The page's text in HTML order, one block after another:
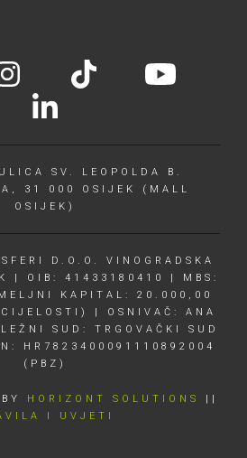
SV. LEOPOLDA B.
31 000 OSIJEK (MALL
OSIJEK)
D.O.O. VINOGRADSKA
| OIB: 41433180410 | MBS:
KAPITAL: 20.000,00
| OSNIVAČ: ANA
SUD: TRGOVAČKI SUD
HR7823400091110892004
(PBZ)
HORIZONT SOLUTIONS
||
I UVJETI